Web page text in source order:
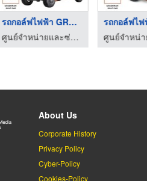
รถกอล์ฟไฟฟ้า GREEN M ...
ศูนย์จำหน่ายและซ่อมรถกอล์ฟราคาถูก
About Us
Corporate History
Privacy Policy
Cyber-Policy
Cookies-Policy